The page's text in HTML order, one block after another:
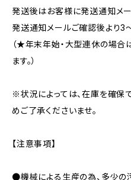
発送後はお客様に発送通知メー
発送通知メールご確認後より3
（★年末年始・大型連休の場合
ます。）
※状況によっては、在庫を確保
めご了承くださいませ。
【注意事項】
●機械による生産の為、多少の